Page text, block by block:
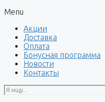
Menu
Акции
Доставка
Оплата
Бонусная программа
Новости
Контакты